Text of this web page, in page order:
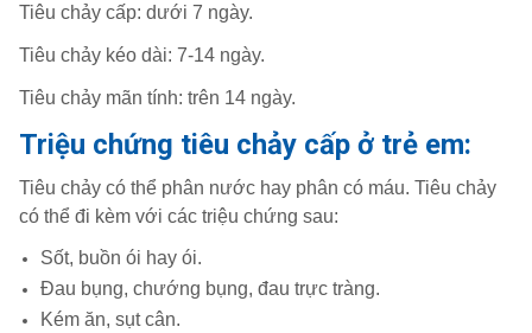
Tiêu chảy cấp: dưới 7 ngày.
Tiêu chảy kéo dài: 7-14 ngày.
Tiêu chảy mãn tính: trên 14 ngày.
Triệu chứng tiêu chảy cấp ở trẻ em:
Tiêu chảy có thể phân nước hay phân có máu. Tiêu chảy
có thể đi kèm với các triệu chứng sau:
Sốt, buồn ói hay ói.
Đau bụng, chướng bụng, đau trực tràng.
Kém ăn, sụt cân.